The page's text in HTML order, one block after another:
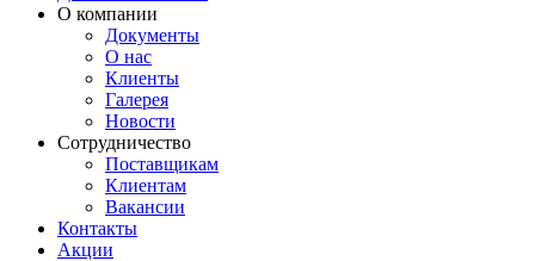
О компании
Документы
О нас
Клиенты
Галерея
Новости
Сотрудничество
Поставщикам
Клиентам
Вакансии
Контакты
Акции